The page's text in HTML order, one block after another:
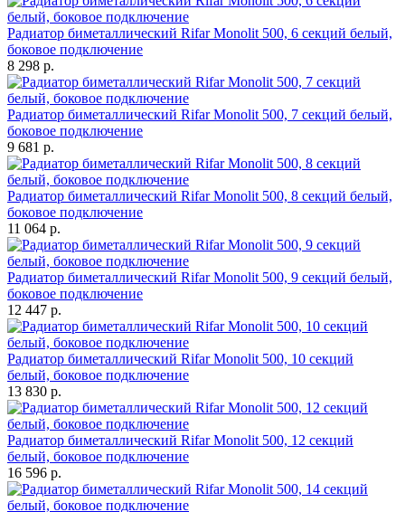
Радиатор биметаллический Rifar Monolit 500, 6 секций белый,
боковое подключение
8 298 р.
Радиатор биметаллический Rifar Monolit 500, 7 секций белый,
боковое подключение
9 681 р.
Радиатор биметаллический Rifar Monolit 500, 8 секций белый,
боковое подключение
11 064 р.
Радиатор биметаллический Rifar Monolit 500, 9 секций белый,
боковое подключение
12 447 р.
Радиатор биметаллический Rifar Monolit 500, 10 секций
белый, боковое подключение
13 830 р.
Радиатор биметаллический Rifar Monolit 500, 12 секций
белый, боковое подключение
16 596 р.